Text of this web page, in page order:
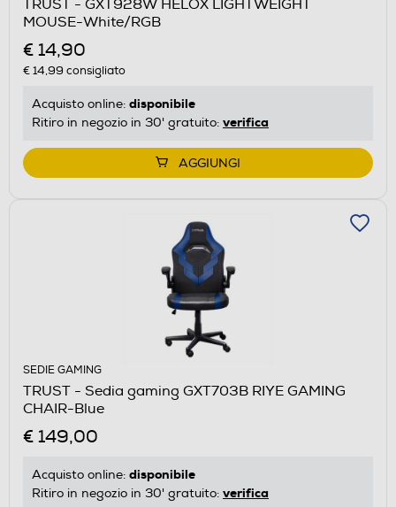
TRUST - GXT928W HELOX LIGHTWEIGHT
MOUSE-White/RGB
€ 14,90
€ 14,99 consigliato
Acquisto online: disponibile
Ritiro in negozio in 30' gratuito: verifica
AGGIUNGI
SEDIE GAMING
TRUST - Sedia gaming GXT703B RIYE GAMING
CHAIR-Blue
€ 149,00
Acquisto online: disponibile
Ritiro in negozio in 30' gratuito: verifica